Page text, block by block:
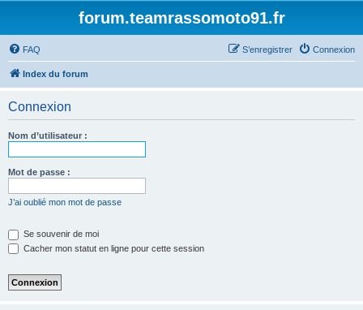
forum.teamrassomoto91.fr
FAQ Connexion
S’enregistrer
Index du forum
Connexion
Nom d’utilisateur :
Mot de passe :
J’ai oublié mon mot de passe
Se souvenir de moi
Cacher mon statut en ligne pour cette session